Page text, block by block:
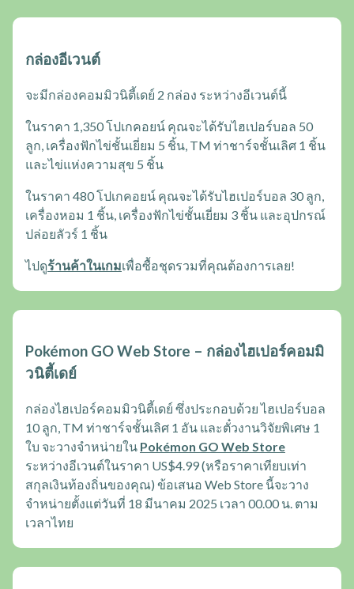
กล่องอีเวนต์
จะมีกล่องคอมมิวนิตี้เดย์ 2 กล่อง ระหว่างอีเวนต์นี้
ในราคา 1,350 โปเกคอยน์ คุณจะได้รับไฮเปอร์บอล 50
ลูก, เครื่องฟักไข่ชั้นเยี่ยม 5 ชิ้น, TM ท่าชาร์จชั้นเลิศ 1 ชิ้น
และไข่แห่งความสุข 5 ชิ้น
ในราคา 480 โปเกคอยน์ คุณจะได้รับไฮเปอร์บอล 30 ลูก,
เครื่องหอม 1 ชิ้น, เครื่องฟักไข่ชั้นเยี่ยม 3 ชิ้น และอุปกรณ์
ปล่อยลัวร์ 1 ชิ้น
ไปดูร้านค้าในเกมเพื่อซื้อชุดรวมที่คุณต้องการเลย!
Pokémon GO Web Store – กล่องไฮเปอร์คอมมิ
วนิตี้เดย์
กล่องไฮเปอร์คอมมิวนิตี้เดย์ ซึ่งประกอบด้วย ไฮเปอร์บอล
10 ลูก, TM ท่าชาร์จชั้นเลิศ 1 อัน และตั๋วงานวิจัยพิเศษ 1
ใบ จะวางจำหน่ายใน Pokémon GO Web Store
ระหว่างอีเวนต์ในราคา US$4.99 (หรือราคาเทียบเท่า
สกุลเงินท้องถิ่นของคุณ) ข้อเสนอ Web Store นี้จะวาง
จำหน่ายตั้งแต่วันที่ 18 มีนาคม 2025 เวลา 00.00 น. ตาม
เวลาไทย